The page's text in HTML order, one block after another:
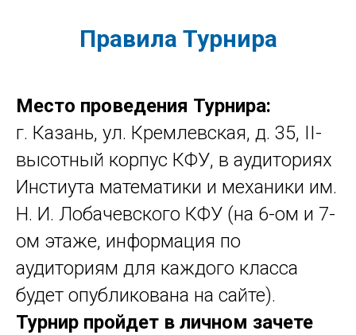
Правила Турнира
Место проведения Турнира:
г. Казань, ул. Кремлевская, д. 35, II-
высотный корпус КФУ, в аудиториях
Инстиута математики и механики им.
Н. И. Лобачевского КФУ (на 6-ом и 7-
ом этаже, информация по
аудиториям для каждого класса
будет опубликована на сайте).
Турнир пройдет в личном зачете